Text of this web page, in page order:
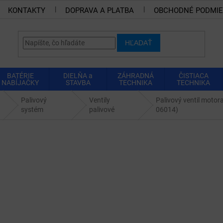
KONTAKTY DOPRAVA A PLATBA OBCHODNÉ
HĽADAŤ
BATÉRIE
NABÍJAČKY
DIELŇA a
STAVBA
ZÁHRADNÁ
TECHNIKA
ČISTIACA
TECHNIKA
Palivový
systém
Ventily
palivové
Palivový ventil
06014)